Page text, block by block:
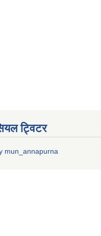
ट्विटर
mun_annapurna